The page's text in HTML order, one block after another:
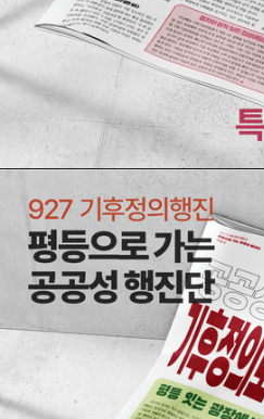
[유인물] 12.3 비상계엄 1년 <